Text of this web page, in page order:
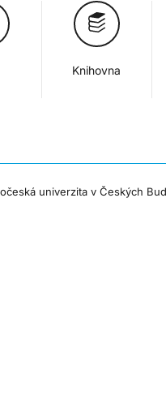
Knihovna
univerzita v Českých